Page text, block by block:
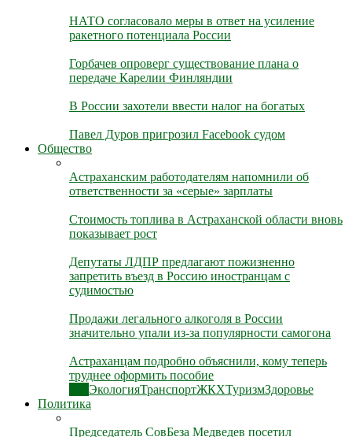
НАТО согласовало меры в ответ на усиление
ракетного потенциала России
Горбачев опроверг существование плана о
передаче Карелии Финляндии
В России захотели ввести налог на богатых
Павел Дуров пригрозил Facebook судом
Общество
Астраханским работодателям напомнили об
ответственности за «серые» зарплаты
Стоимость топлива в Астраханской области вновь
показывает рост
Депутаты ЛДПР предлагают пожизненно
запретить въезд в Россию иностранцам с
судимостью
Продажи легального алкоголя в России
значительно упали из-за популярности самогона
Астраханцам подробно объяснили, кому теперь
труднее оформить пособие
ЭкологияТранспортЖКХТуризмЗдоровье
Политика
Председатель СовБеза Медведев посетил